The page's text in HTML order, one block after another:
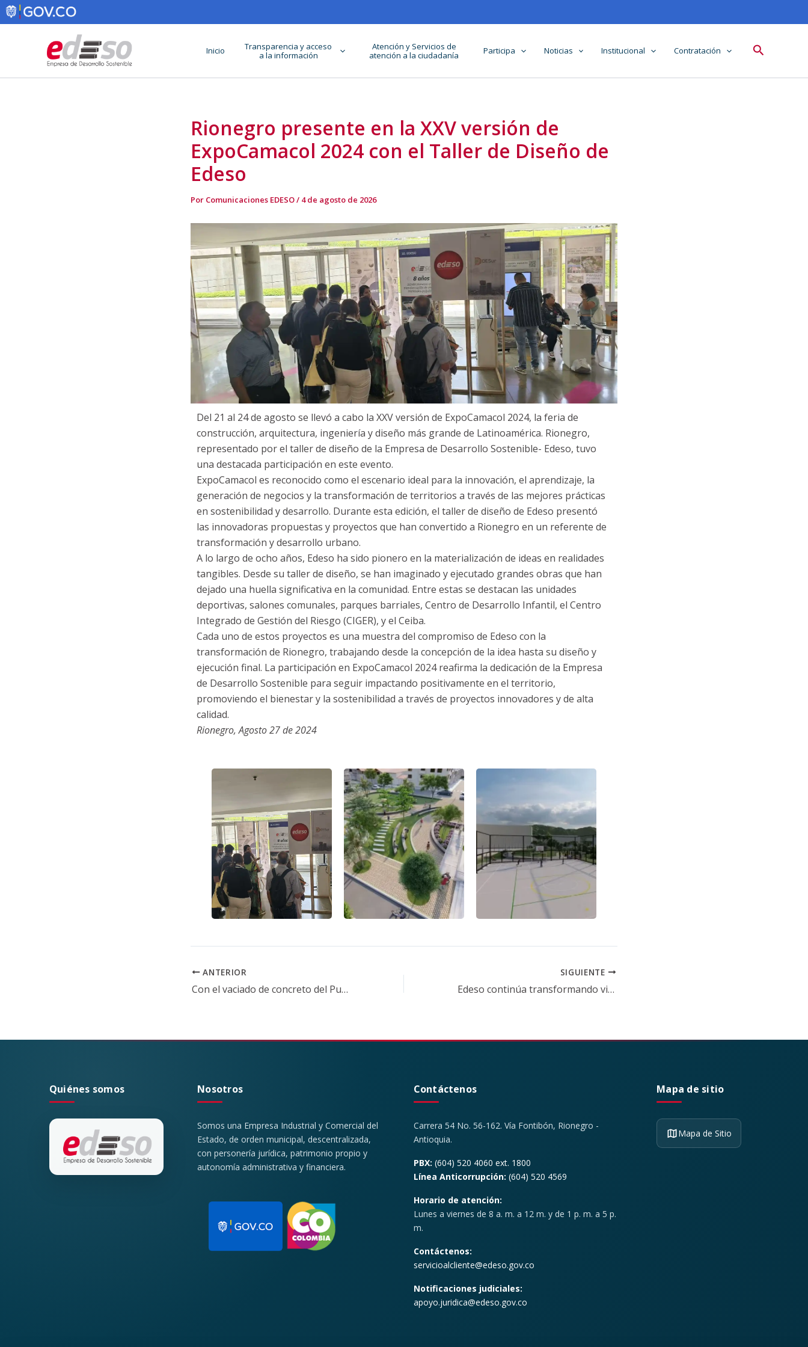
Ir
al
Inicio
Transparencia y acceso
a la información
Atención y Servicios de
atención a la ciudadanía
Participa Noticias Institucional Contratación Buscar
Rionegro presente en la XXV versión de
ExpoCamacol 2024 con el Taller de Diseño de
Edeso
Por Comunicaciones EDESO/ 4 de agosto de 2026
Del 21 al 24 de agosto se llevó a cabo la XXV versión de ExpoCamacol 2024, la feria de
construcción, arquitectura, ingeniería y diseño más grande de Latinoamérica. Rionegro,
representado por el taller de diseño de la Empresa de Desarrollo Sostenible- Edeso, tuvo
una destacada participación en este evento.
ExpoCamacol es reconocido como el escenario ideal para la innovación, el aprendizaje, la
generación de negocios y la transformación de territorios a través de las mejores prácticas
en sostenibilidad y desarrollo. Durante esta edición, el taller de diseño de Edeso presentó
las innovadoras propuestas y proyectos que han convertido a Rionegro en un referente de
transformación y desarrollo urbano.
A lo largo de ocho años, Edeso ha sido pionero en la materialización de ideas en realidades
tangibles. Desde su taller de diseño, se han imaginado y ejecutado grandes obras que han
dejado una huella significativa en la comunidad. Entre estas se destacan las unidades
deportivas, salones comunales, parques barriales, Centro de Desarrollo Infantil, el Centro
Integrado de Gestión del Riesgo (CIGER), y el Ceiba.
Cada uno de estos proyectos es una muestra del compromiso de Edeso con la
transformación de Rionegro, trabajando desde la concepción de la idea hasta su diseño y
ejecución final. La participación en ExpoCamacol 2024 reafirma la dedicación de la Empresa
de Desarrollo Sostenible para seguir impactando positivamente en el territorio,
promoviendo el bienestar y la sostenibilidad a través de proyectos innovadores y de alta
calidad.
Rionegro, Agosto 27 de 2024
ANTERIOR
Con el vaciado de concreto del Puente Biblioteca de Rionegro, avanza la construcción del megaproyecto Paisajes del Agua
SIGUIENTE
Edeso continúa transformando vidas en Rionegro
Quiénes somos Nosotros
Somos una Empresa Industrial y Comercial del
Estado, de orden municipal, descentralizada,
con personería jurídica, patrimonio propio y
autonomía administrativa y financiera.
Contáctenos
Carrera 54 No. 56-162. Vía Fontibón, Rionegro -
Antioquia.
PBX: (604) 520 4060 ext. 1800
Línea Anticorrupción: (604) 520 4569
Horario de atención:
Lunes a viernes de 8 a. m. a 12 m. y de 1 p. m. a 5 p.
m.
Contáctenos:
servicioalcliente@edeso.gov.co
Notificaciones judiciales:
apoyo.juridica@edeso.gov.co
Mapa de sitio
Mapa de Sitio